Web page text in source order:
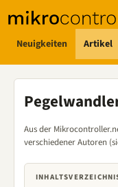
Neuigkeiten Artikel
Aus der
verschiedener Autoren